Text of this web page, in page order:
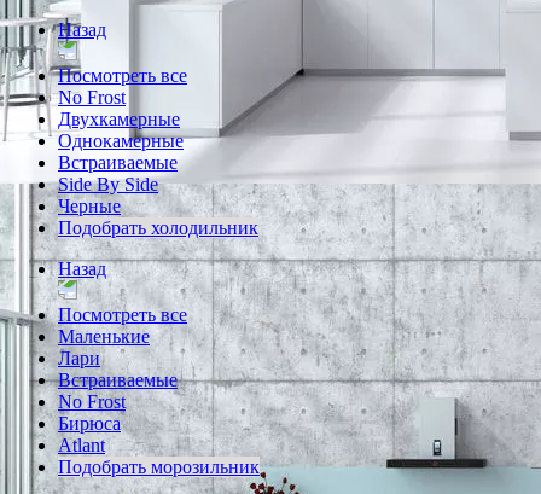
Назад
Посмотреть все
No Frost
Двухкамерные
Однокамерные
Встраиваемые
Side By Side
Черные
Подобрать холодильник
Назад
Посмотреть все
Маленькие
Лари
Встраиваемые
No Frost
Бирюса
Atlant
Подобрать морозильник